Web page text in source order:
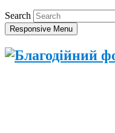
Search
Responsive Menu